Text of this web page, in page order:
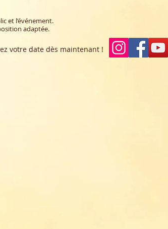
et l’événement.
adaptée.
votre date dès maintenant !